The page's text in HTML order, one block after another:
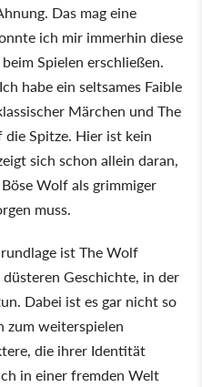
Das mag eine
ich mir immerhin diese
Spielen erschließen.
habe ein seltsames Faible
Märchen und The
Spitze. Hier ist kein
sich schon allein daran,
Wolf als grimmiger
muss.
ist The Wolf
Geschichte, in der
Dabei ist es gar nicht so
zum weiterspielen
die ihrer Identität
in einer fremden Welt